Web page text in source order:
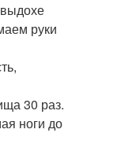
руки
30 раз.
ноги до